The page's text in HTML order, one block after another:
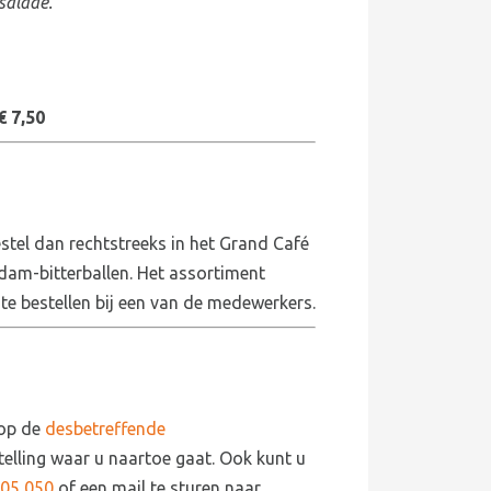
7,50
dan rechtstreeks in het Grand Café
bitterballen. Het assortiment
bestellen bij een van de medewerkers.
de desbetreffende
waar u naartoe gaat. Ook kunt u